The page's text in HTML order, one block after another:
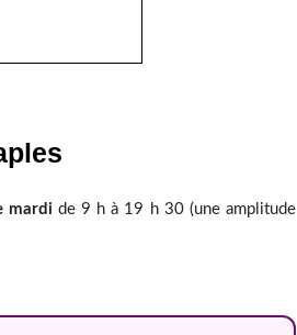
mardi de 9 h à 19 h 30 (une amplitude